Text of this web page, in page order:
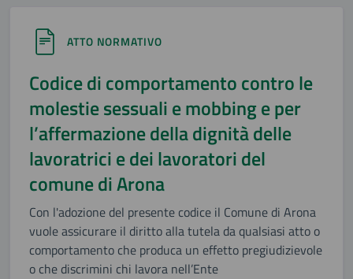
ATTO NORMATIVO
Codice di comportamento contro le
molestie sessuali e mobbing e per
l’affermazione della dignità delle
lavoratrici e dei lavoratori del
comune di Arona
Con l'adozione del presente codice il Comune di Arona
vuole assicurare il diritto alla tutela da qualsiasi atto o
comportamento che produca un effetto pregiudizievole
o che discrimini chi lavora nell’Ente